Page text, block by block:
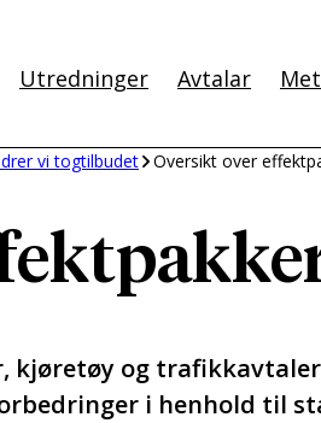
Utredninger Avtalar
vi togtilbudet Oversikt over
og
i henhold til